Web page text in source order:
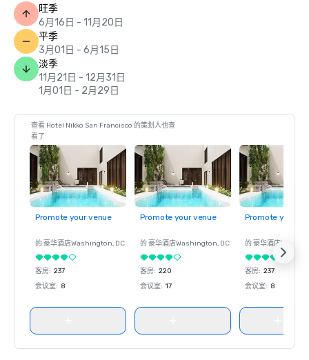
旺季
6月16日 - 11月20日
平季
3月01日 - 6月15日
淡季
11月21日 - 12月31日
1月01日 - 2月29日
查看 Hotel Nikko San Francisco 的策划人也查
看了
Promote your venue
的 豪华酒店Washington, DC
客房: 237
会议室: 8
Promote your venue
的 豪华酒店Washington, DC
客房: 220
会议室: 17
Promote your
的 豪华酒店
客房: 237
会议室: 8